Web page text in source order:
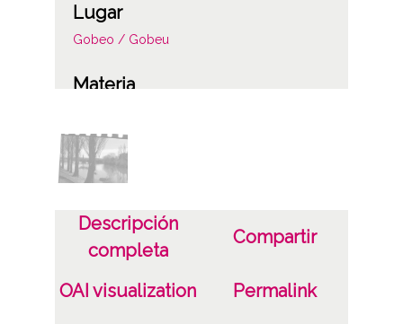
Lugar
Gobeo / Gobeu
Materia
Notas
P-0063
Licencia de las imágenes
CC BY-NC-SA 4.0
Descripción
completa
Compartir
OAI visualization Permalink